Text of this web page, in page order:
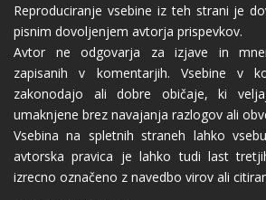
Reproduciranje vsebine iz teh strani je
pisnim dovoljenjem avtorja prispevkov.
Avtor ne odgovarja za izjave in
zapisanih v komentarjih. Vsebine v
zakonodajo ali dobre običaje, ki
umaknjene brez navajanja razlogov ali
Vsebina na spletnih straneh lahko
avtorska pravica je lahko tudi last
izrecno označeno z navedbo virov ali